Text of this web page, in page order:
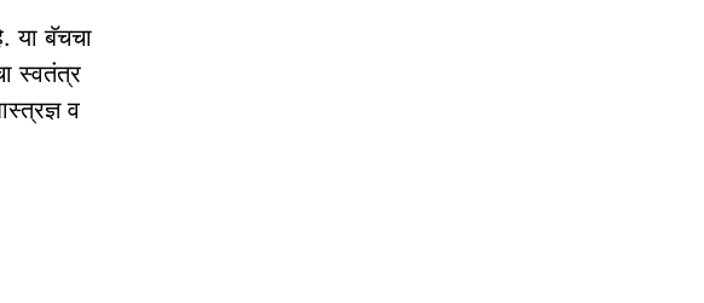
या बॅचचा
स्वतंत्र
व